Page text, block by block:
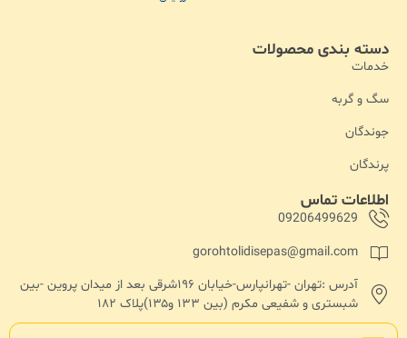
اطلاعات تماس
09206499629
gorohtolidisepas@gmail.com
آدرس :تهران -تهرانپارس-خیابان ۱۹۶شرقی بعد از میدان پروین -بین
شبستری و شفیعی مکرم (بین ۱۳۳ و۱۳۵)پلاک ۱۸۲
دسته بندی محصولات
خدمات
سگ و گربه
جوندگان
پرندگان